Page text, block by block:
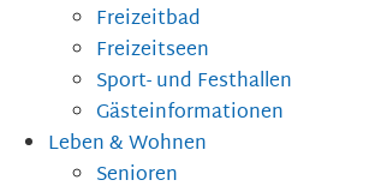
Freizeitbad
Freizeitseen
Sport- und Festhallen
Gästeinformationen
Leben & Wohnen
Senioren